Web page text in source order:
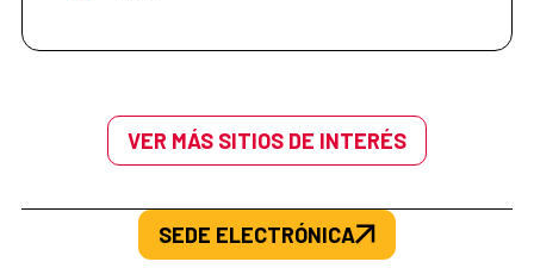
VER MÁS SITIOS DE INTERÉS
SEDE ELECTRÓNICA